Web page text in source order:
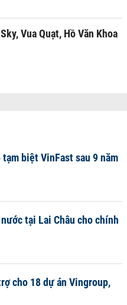
Vua Quạt, Hồ Văn Khoa
biệt VinFast sau 9 năm
tại Lai Châu cho chính
cho 18 dự án Vingroup,